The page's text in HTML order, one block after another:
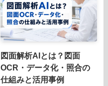
図面解析AIとは？図面
OCR・データ化・照合の
仕組みと活用事例